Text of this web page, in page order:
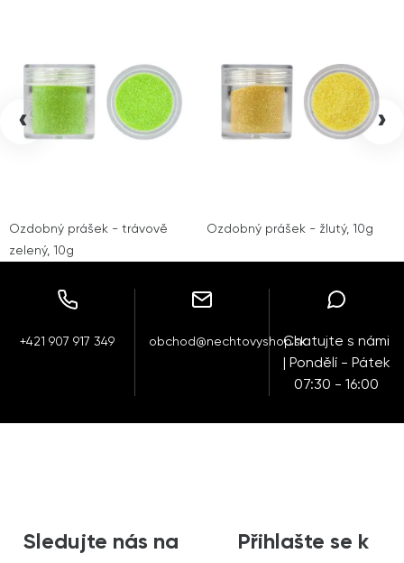
Ozdobný prášek - trávově
zelený, 10g
Ozdobný prášek - žlutý, 10g
‹ ›
+421 907 917 349 obchod@nechtovyshop.skChatujte s námi
| Pondělí - Pátek
07:30 - 16:00
Sledujte nás na
Přihlašte se k